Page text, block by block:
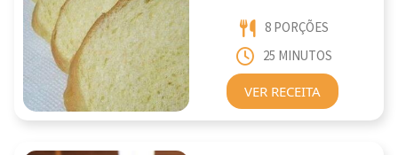
8 PORÇÕES
25 MINUTOS
VER RECEITA